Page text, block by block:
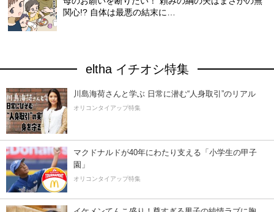
関心!? 自体は最悪の結末に…
eltha イチオシ特集
川島海荷さんと学ぶ 日常に潜む“人身取引”のリアル
オリコンタイアップ特集
マクドナルドが40年にわたり支える「小学生の甲子
園」
オリコンタイアップ特集